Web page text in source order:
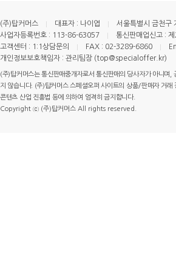
(주)탑커머스 대표자 : 나이엽
서울특별시 금천구
사업자등록번호 : 113-86-63057
통신판매업신고 :
고객센터 : 1:1상담문의
FAX : 02-3289-6860
개인정보보호책임자 : 관리팀장 (top@specialoffer.kr)
(주)탑커머스는 통신판매중개자로서 통신판매의 당사자가 아니며
지 않습니다. (주)탑커머스 스페셜오퍼 사이트의 상품/판매자 거
콘텐츠 산업 진흥법 등에 의하여 엄격히 금지합니다.
Copyright ⓒ (주)탑커머스 All rights reserved.